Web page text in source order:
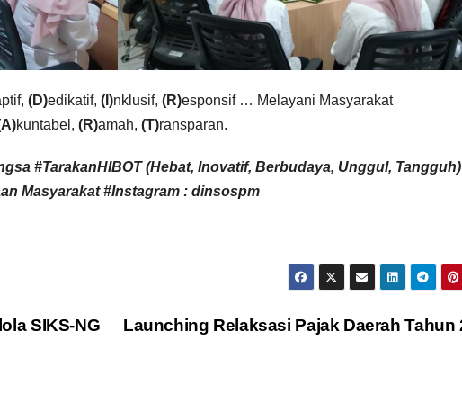
(D)edikatif, (I)nklusif, (R)esponsif … Melayani Masyarakat
kuntabel, (R)amah, (T)ransparan.
#TarakanHIBOT (Hebat, Inovatif, Berbudaya, Unggul, Tangguh)
Masyarakat #Instagram : dinsospm
Launching Relaksasi Pajak Daerah Tahun
SIKS-NG